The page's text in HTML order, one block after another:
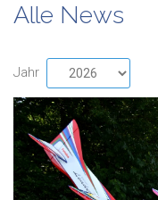
Alle News
Jahr